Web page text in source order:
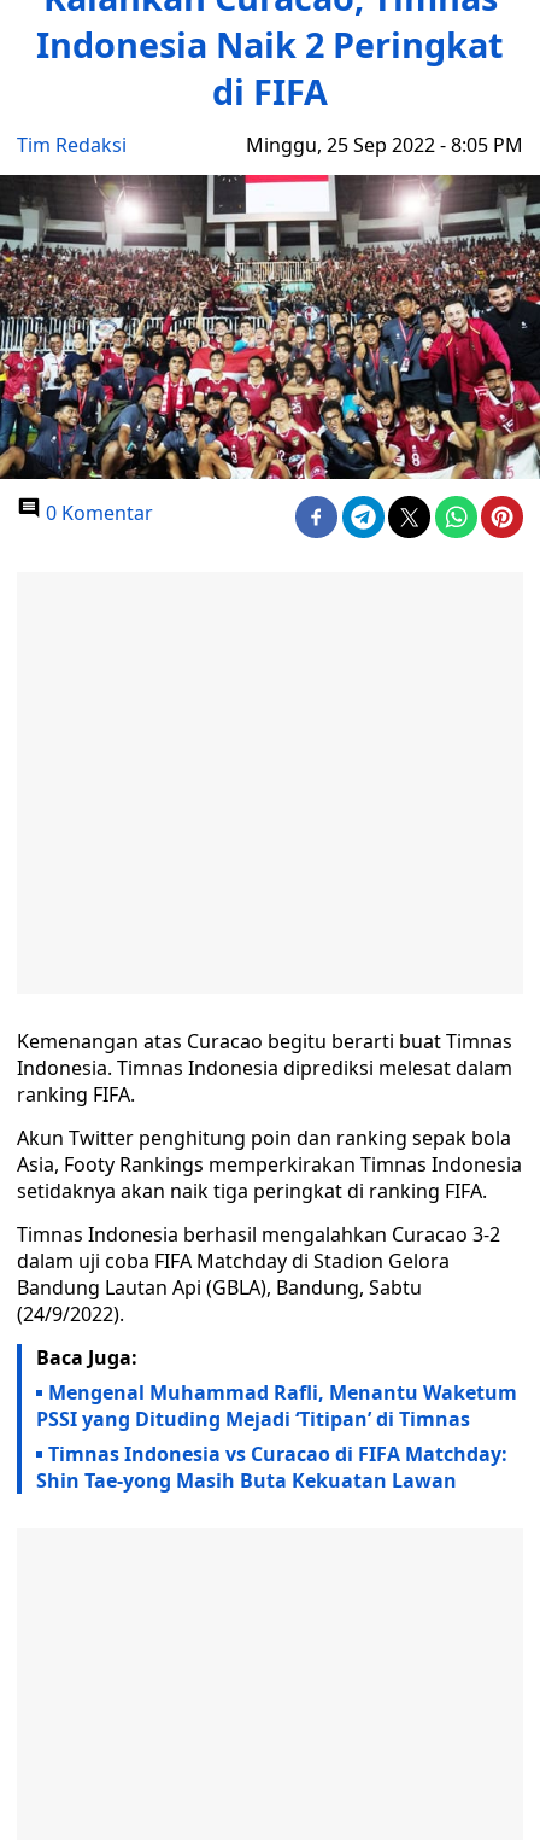
Indonesia Naik 2 Peringkat
di FIFA
Tim Redaksi Minggu, 25 Sep 2022 - 8:05 PM
0 Komentar
Kemenangan atas Curacao begitu berarti buat Timnas
Indonesia. Timnas Indonesia diprediksi melesat dalam
ranking FIFA.
Akun Twitter penghitung poin dan ranking sepak bola
Asia, Footy Rankings memperkirakan Timnas Indonesia
setidaknya akan naik tiga peringkat di ranking FIFA.
Timnas Indonesia berhasil mengalahkan Curacao 3-2
dalam uji coba FIFA Matchday di Stadion Gelora
Bandung Lautan Api (GBLA), Bandung, Sabtu
(24/9/2022).
Baca Juga:
Mengenal Muhammad Rafli, Menantu Waketum
PSSI yang Dituding Mejadi ‘Titipan’ di Timnas
Timnas Indonesia vs Curacao di FIFA Matchday:
Shin Tae-yong Masih Buta Kekuatan Lawan